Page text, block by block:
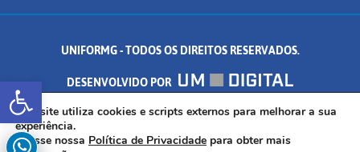
Abrir a barra de ferramentas
UNIFORMG - TODOS OS DIREITOS RESERVADOS.
DESENVOLVIDO POR
AV. DR. ARNALDO DE SENNA, 328 - PALMEIRAS, FORMIGA/MG - CEP:
35.574.530
Este site utiliza cookies e scripts externos para melhorar a sua
experiência.
Acesse nossa Política de Privacidade para obter mais